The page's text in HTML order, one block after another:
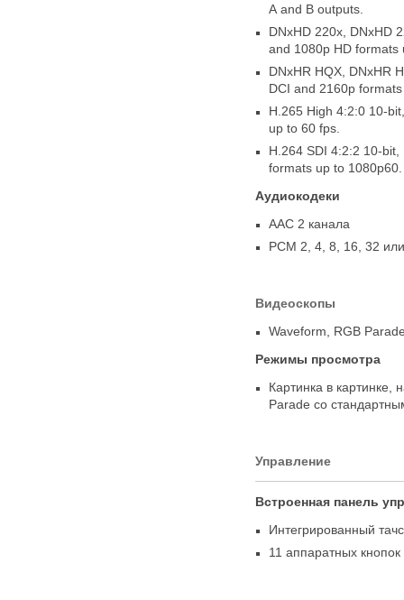
A and B outputs.
DNxHD 220x DNxHD
and 1080p HD formats
DNxHR HQX DNxHR
DCI and 2160p
H.265 High 4:2:0 10‑bit
up to 60 fps.
H.264 SDI 4:2:2 10‑bit
formats up to 1080p60.
Аудиокодеки
AAC 2 канала
PCM 2 4 8 16 32
Видеоскопы
Waveform
RGB
Режимы просмотра
Картинка в картинке
Parade со
Управление
Встроенная панель
Интегрированный
11 аппаратных